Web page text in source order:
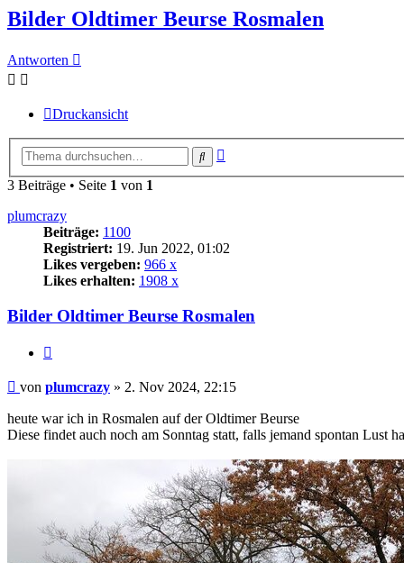
letzten
Beitrag
Bilder Oldtimer Beurse Rosmalen
Antworten
Druckansicht
Suche
3 Beiträge • Seite 1 von 1
plumcrazy
Beiträge: 1100
Registriert: 19. Jun 2022, 01:02
Likes vergeben: 966 x
Likes erhalten: 1908 x
Bilder Oldtimer Beurse Rosmalen
Beitrag
von plumcrazy » 2. Nov 2024, 22:15
heute war ich in Rosmalen auf der Oldtimer Beurse
Diese findet auch noch am Sonntag statt, falls jemand spontan Lust